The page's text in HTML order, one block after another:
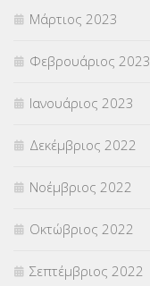
Μάρτιος 2023
Φεβρουάριος 2023
Ιανουάριος 2023
Δεκέμβριος 2022
Νοέμβριος 2022
Οκτώβριος 2022
Σεπτέμβριος 2022